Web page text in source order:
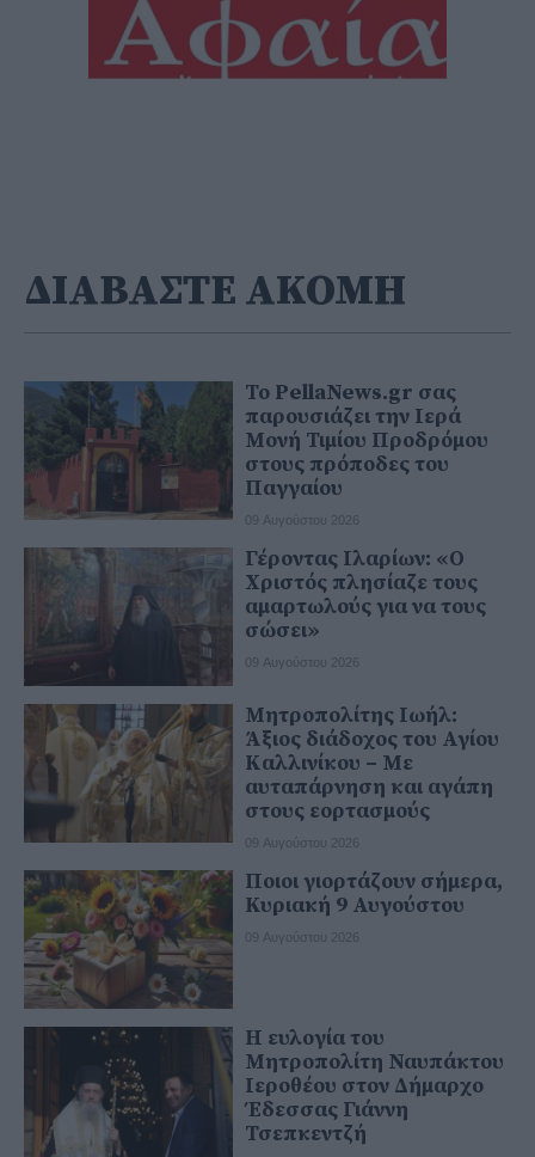
ΔΙΑΒΑΣΤΕ ΑΚΟΜΗ
Το PellaNews.gr σας
παρουσιάζει την Ιερά
Μονή Τιμίου Προδρόμου
στους πρόποδες του
Παγγαίου
09 Αυγούστου 2026
Γέροντας Ιλαρίων: «Ο
Χριστός πλησίαζε τους
αμαρτωλούς για να τους
σώσει»
09 Αυγούστου 2026
Μητροπολίτης Ιωήλ:
Άξιος διάδοχος του Αγίου
Καλλινίκου – Με
αυταπάρνηση και αγάπη
στους εορτασμούς
09 Αυγούστου 2026
Ποιοι γιορτάζουν σήμερα,
Κυριακή 9 Αυγούστου
09 Αυγούστου 2026
Η ευλογία του
Μητροπολίτη Ναυπάκτου
Ιεροθέου στον Δήμαρχο
Έδεσσας Γιάννη
Τσεπκεντζή